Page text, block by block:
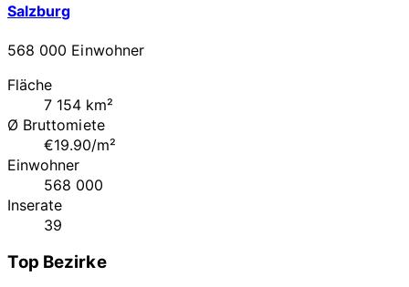
Salzburg
568 000 Einwohner
Fläche
7 154 km²
Ø Bruttomiete
€19.90/m²
Einwohner
568 000
Inserate
39
Top Bezirke